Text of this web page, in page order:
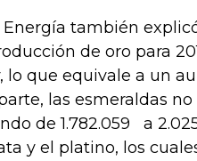
también
de oro para
lo que equivale a un
las esmeraldas
de 1.782.059 a
y el platino, los